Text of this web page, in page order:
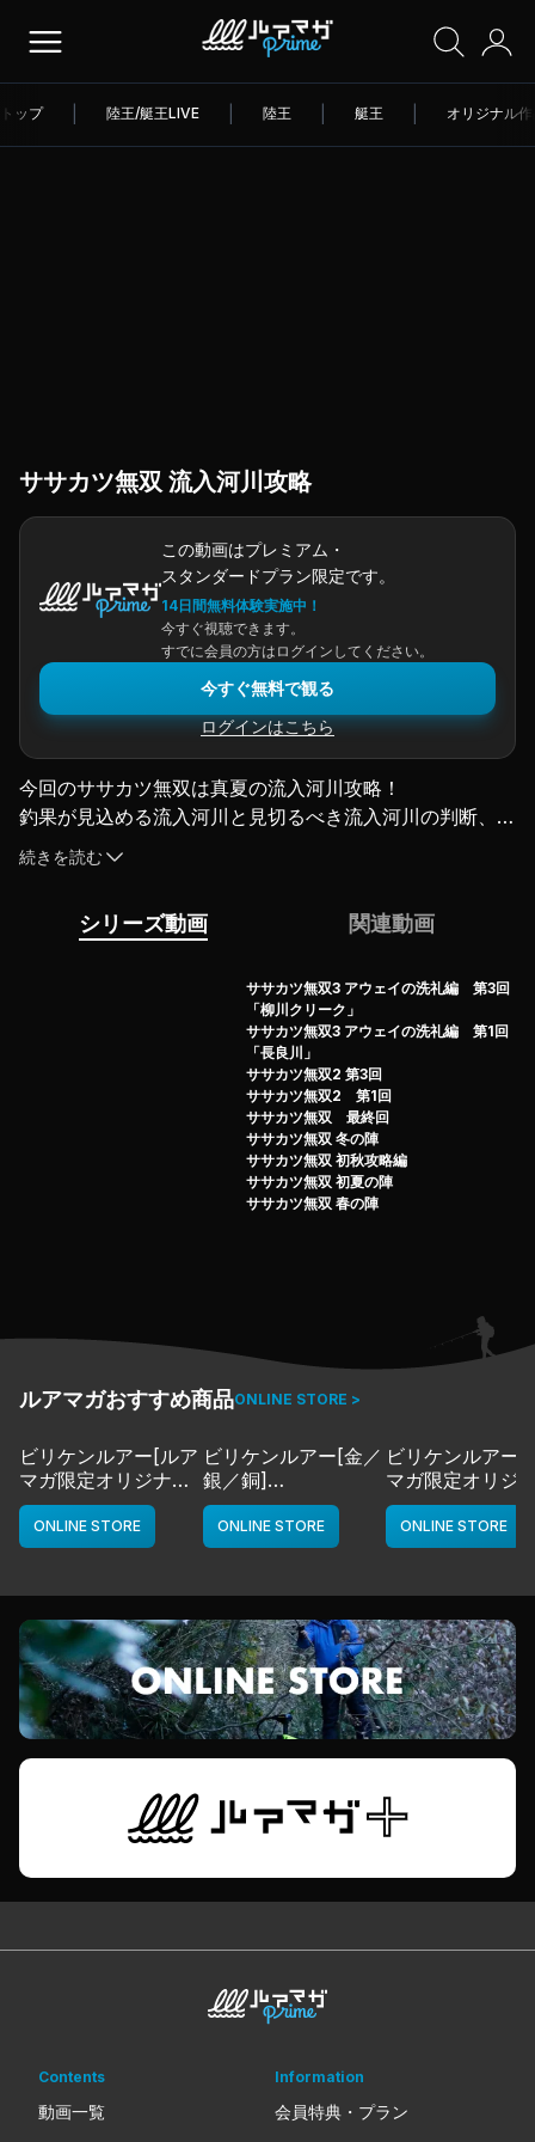
トップ 陸王/艇王LIVE 陸王 艇王 オリジナル
ササカツ無双 流入河川攻略
この動画はプレミアム・
スタンダードプラン限定です。
14日間無料体験実施中！
今すぐ視聴できます。
すでに会員の方はログインしてください。
今すぐ無料で観る
ログインはこちら
今回のササカツ無双は真夏の流入河川攻略！
釣果が見込める流入河川と見切るべき流入河川の判断、ル
アーセレクトやアプローチ方法を徹底レクチャー！
果たしてササカツは真夏のタフコンディションの中、霞ヶ
（2023.8.11配信）
続きを読む
シリーズ動画 関連動画
ササカツ無双3 アウェイの洗礼編 第3回
「柳川クリーク」
ササカツ無双3 アウェイの洗礼編 第1回
「長良川」
ササカツ無双2 第3回
ササカツ無双2 第1回
ササカツ無双 最終回
ササカツ無双 冬の陣
ササカツ無双 初秋攻略編
ササカツ無双 初夏の陣
ササカツ無双 春の陣
ルアマガおすすめ商品ONLINE STORE >
ビリケンルアー[ルア
マガ限定オリジナル
カラー／LMチャー
ト]
deps
ONLINE STORE
ビリケンルアー[金／
銀／銅]
deps
ONLINE STORE
ビリケンルアー[
マガ限定オリジ
カラー／LMボー
ワイト]
deps
ONLINE STORE
Contents
動画一覧
Information
会員特典・プラン